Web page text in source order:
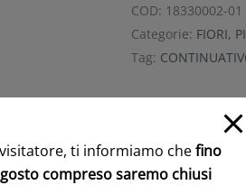
COD: 18330002-01
Categorie: FIORI,
Tag:
ti informiamo chefino
compreso saremo chiusi